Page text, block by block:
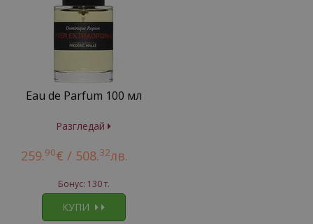
Eau de Parfum 100 мл
Разгледай
259.90€ / 508.32лв.
Бонус: 130 т.
КУПИ